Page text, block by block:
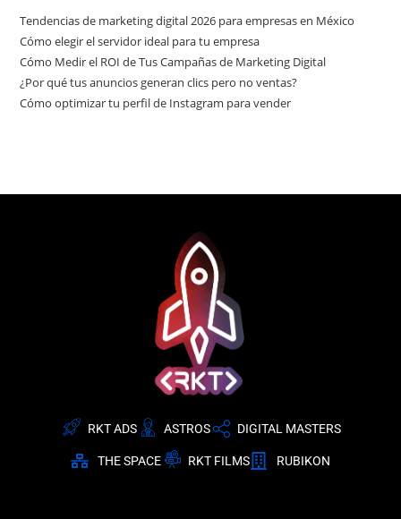
Tendencias de marketing digital 2026 para empresas en México
Cómo elegir el servidor ideal para tu empresa
Cómo Medir el ROI de Tus Campañas de Marketing Digital
¿Por qué tus anuncios generan clics pero no ventas?
Cómo optimizar tu perfil de Instagram para vender
RKT ADS ASTROS DIGITAL MASTERS
THE SPACE RKT FILMS RUBIKON